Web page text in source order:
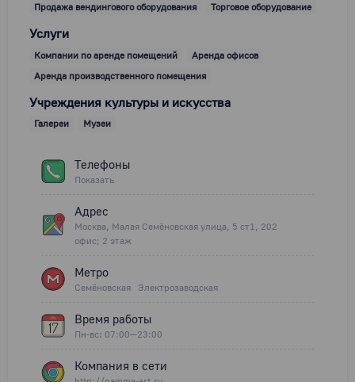
Продажа вендингового оборудования Торговое оборудование
Услуги
Компании по аренде помещений
Аренда офисов
Аренда производственного помещения
Учреждения культуры и искусства
Галереи Музеи
Телефоны
Показать
Адрес
Москва, Малая Семёновская улица, 5 ст1, 202
офис; 2 этаж
Метро
Семёновская Электрозаводская
Время работы
Пн-вс: 07:00—23:00
Компания в сети